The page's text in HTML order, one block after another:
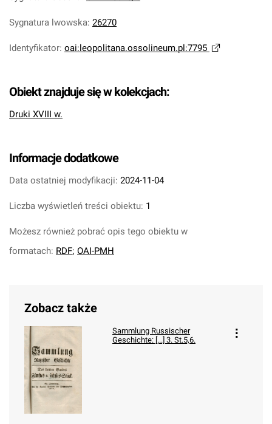
Sygnatura lwowska: 26270
Identyfikator: oai:leopolitana.ossolineum.pl:7795
Obiekt znajduje się w kolekcjach:
Druki XVIII w.
Informacje dodatkowe
Data ostatniej modyfikacji: 2024-11-04
Liczba wyświetleń treści obiektu: 1
Możesz również pobrać opis tego obiektu w
formatach: RDF; OAI-PMH
Zobacz także
Sammlung Russischer
Geschichte: [...] 3. St.5,6.